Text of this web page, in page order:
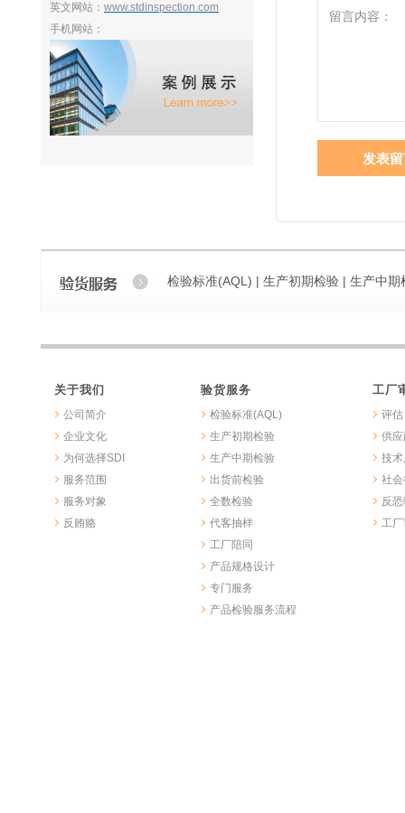
英文网站： www.stdinspection.com
手机网站：
发表
检验标准(AQL) | 生产初期检验 | 生产中
关于我们
公司简介
企业文化
为何选择SDI
服务范围
服务对象
反贿赂
验货服务
检验标准(AQL)
生产初期检验
生产中期检验
出货前检验
全数检验
代客抽样
工厂陪同
产品规格设计
专门服务
产品检验服务流程
工厂
评估
供
技
社
反
工